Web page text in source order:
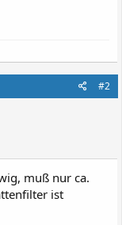
#2
muß nur ca.
ist